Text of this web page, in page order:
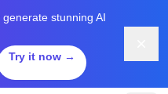
generate stunning AI
Try it now →